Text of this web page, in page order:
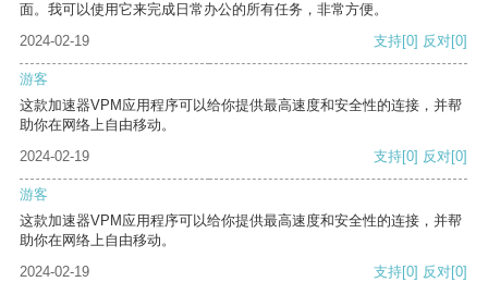
面。我可以使用它来完成日常办公的所有任务，非常方便。
2024-02-19
支持[0] 反对[0]
游客
这款加速器VPM应用程序可以给你提供最高速度和安全性的连接，并帮
助你在网络上自由移动。
2024-02-19
支持[0] 反对[0]
游客
这款加速器VPM应用程序可以给你提供最高速度和安全性的连接，并帮
助你在网络上自由移动。
2024-02-19
支持[0] 反对[0]